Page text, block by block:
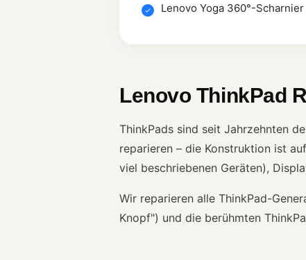
Lenovo Yoga 360°-Scharnier
Lenovo ThinkPad
ThinkPads sind seit Jahrzehnten
reparieren – die Konstruktion ist
viel beschriebenen Geräten),
Wir reparieren alle ThinkPad-
Knopf") und die berühmten